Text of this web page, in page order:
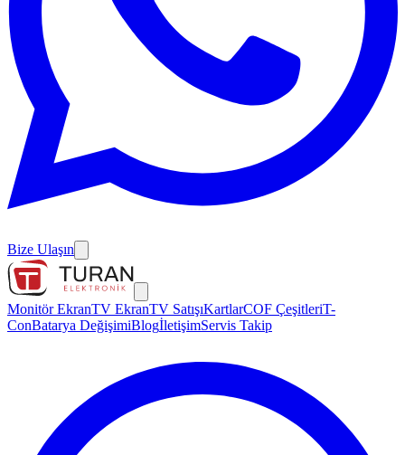
Bize Ulaşın
Monitör EkranTV EkranTV SatışıKartlarCOF ÇeşitleriT-
ConBatarya DeğişimiBlogİletişimServis Takip